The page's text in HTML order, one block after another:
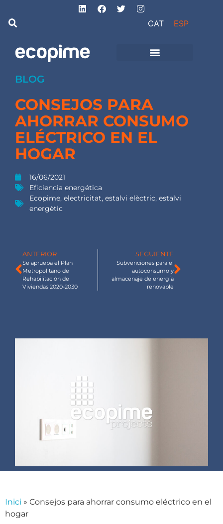
CAT ESP
BLOG
CONSEJOS PARA
AHORRAR CONSUMO
ELÉCTRICO EN EL
HOGAR
16/06/2021
Eficiencia energética
Ecopime, electricitat, estalvi elèctric, estalvi
energètic
ANTERIOR
Se aprueba el Plan
Metropolitano de
Rehabilitación de
Viviendas 2020-2030
SEGUIENTE
Subvenciones para el
autoconsumo y
almacenaje de energía
renovable
Inici » Consejos para ahorrar consumo eléctrico en el
hogar